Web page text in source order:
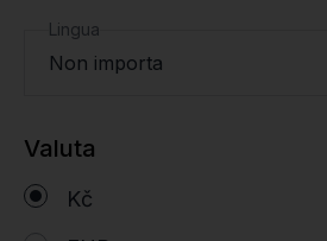
Lingua
Non importa
Valuta
Kč